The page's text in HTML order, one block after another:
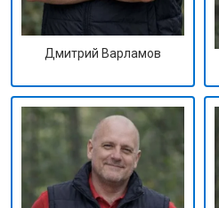
Дмитрий Варламов